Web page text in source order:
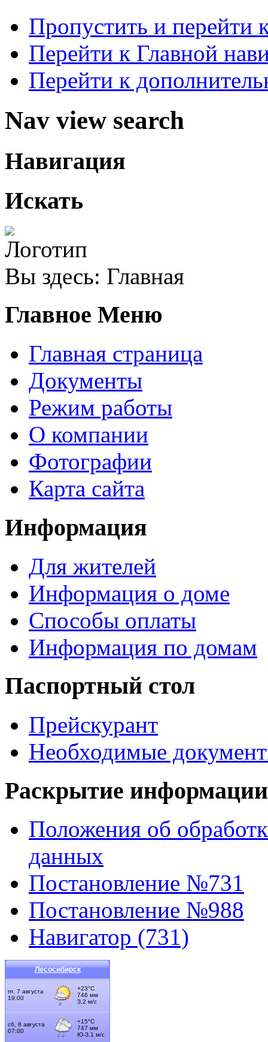
Пропустить и перейти
Перейти к Главной
Перейти к
Nav view search
Навигация
Искать
Вы здесь: Главная
Главное Меню
Главная страница
Документы
Режим работы
О компании
Фотографии
Карта сайта
Информация
Для жителей
Информация о доме
Способы оплаты
Информация по домам
Паспортный стол
Прейскурант
Необходимые
Раскрытие информации
Положения об
данных
Постановление №731
Постановление №988
Навигатор (731)
Лесосибирск